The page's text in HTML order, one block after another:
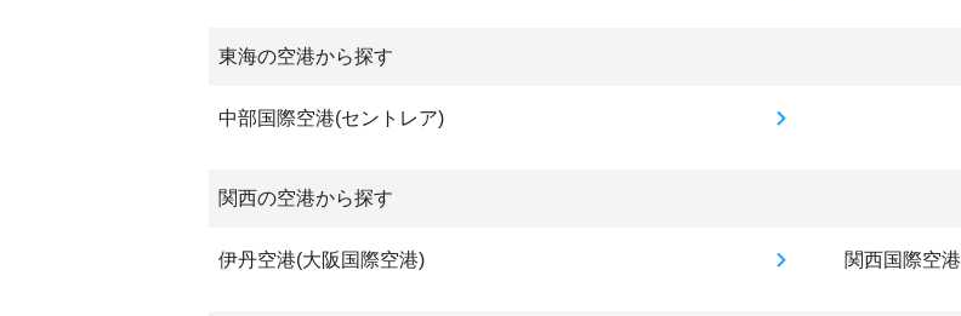
東海の空港から探す
中部国際空港(セントレア)
関西の空港から探す
伊丹空港(大阪国際空港) 関西国際空港